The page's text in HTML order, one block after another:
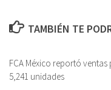
TAMBIÉN TE
FCA México reportó ventas
5,241 unidades